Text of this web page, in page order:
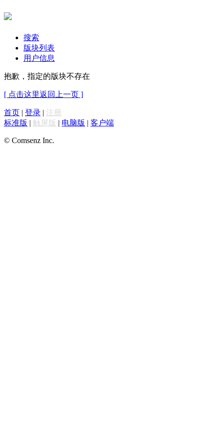
搜索
版块列表
用户信息
抱歉，指定的版块不存在
[ 点击这里返回上一页 ]
首页 | 登录 | 注册
标准版 | 触屏版 | 电脑版 | 客户端
© Comsenz Inc.